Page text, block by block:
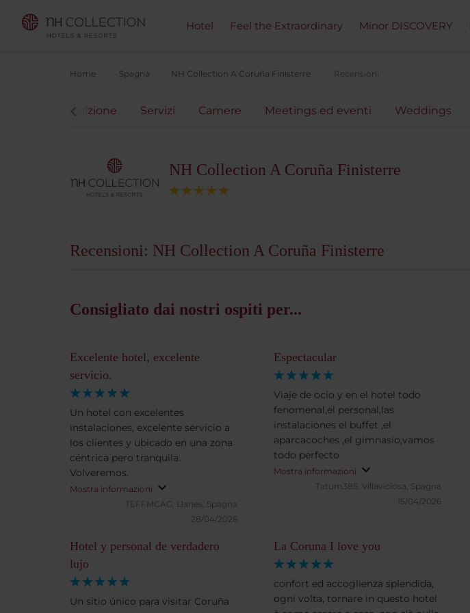
Hotel Feel the Extraordinary Minor DISCOVERY
Home Spagna NH Collection A Coruña Finisterre Recensioni
Mappe e posizione Servizi Camere Meetings ed eventi Weddings
NH Collection A Coruña Finisterre
Recensioni: NH Collection A Coruña Finisterre
Consigliato dai nostri ospiti per...
La Coruna I love you
confort ed accoglienza splendida,
ogni volta, tornare in questo hotel
Excelente hotel, excelente
servicio.
Un hotel con excelentes
instalaciones, excelente servicio a
los clientes y ubicado en una zona
céntrica pero tranquila.
Volveremos.
Mostra informazioni
TEFFMCAG. Llanes, Spagna
28/04/2026
Espectacular
Viaje de ocio y en el hotel todo
fenomenal,el personal,las
instalaciones el buffet ,el
aparcacoches ,el gimnasio,vamos
todo perfecto
Mostra informazioni
Tatum385. Villaviciosa, Spagna
15/04/2026
Hotel y personal de verdadero
lujo
Un sitio único para visitar Coruña